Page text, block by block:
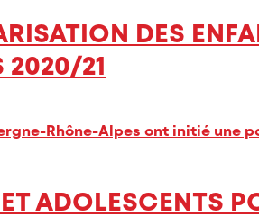
DES
2020/21
Rhône-Alpes ont initié
ADOLESCENTS